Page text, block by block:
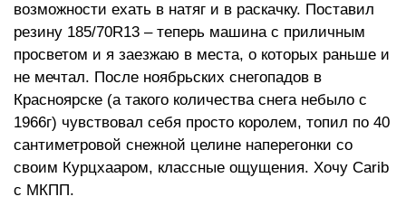
возможности ехать в натяг и в раскачку. Поставил
резину 185/70R13 – теперь машина с приличным
просветом и я заезжаю в места, о которых раньше и
не мечтал. После ноябрьских снегопадов в
Красноярске (а такого количества снега небыло с
1966г) чувствовал себя просто королем, топил по 40
сантиметровой снежной целине наперегонки со
своим Курцхааром, классные ощущения. Хочу Carib
с МКПП.